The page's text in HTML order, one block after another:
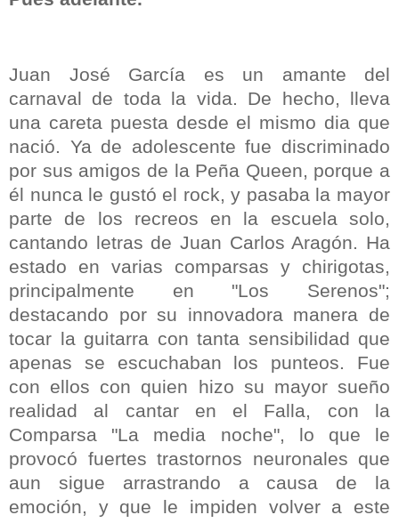
Juan José García es un amante del
carnaval de toda la vida. De hecho, lleva
una careta puesta desde el mismo dia que
nació. Ya de adolescente fue discriminado
por sus amigos de la Peña Queen, porque a
él nunca le gustó el rock, y pasaba la mayor
parte de los recreos en la escuela solo,
cantando letras de Juan Carlos Aragón. Ha
estado en varias comparsas y chirigotas,
principalmente en "Los Serenos";
destacando por su innovadora manera de
tocar la guitarra con tanta sensibilidad que
apenas se escuchaban los punteos. Fue
con ellos con quien hizo su mayor sueño
realidad al cantar en el Falla, con la
Comparsa "La media noche", lo que le
provocó fuertes trastornos neuronales que
aun sigue arrastrando a causa de la
emoción, y que le impiden volver a este